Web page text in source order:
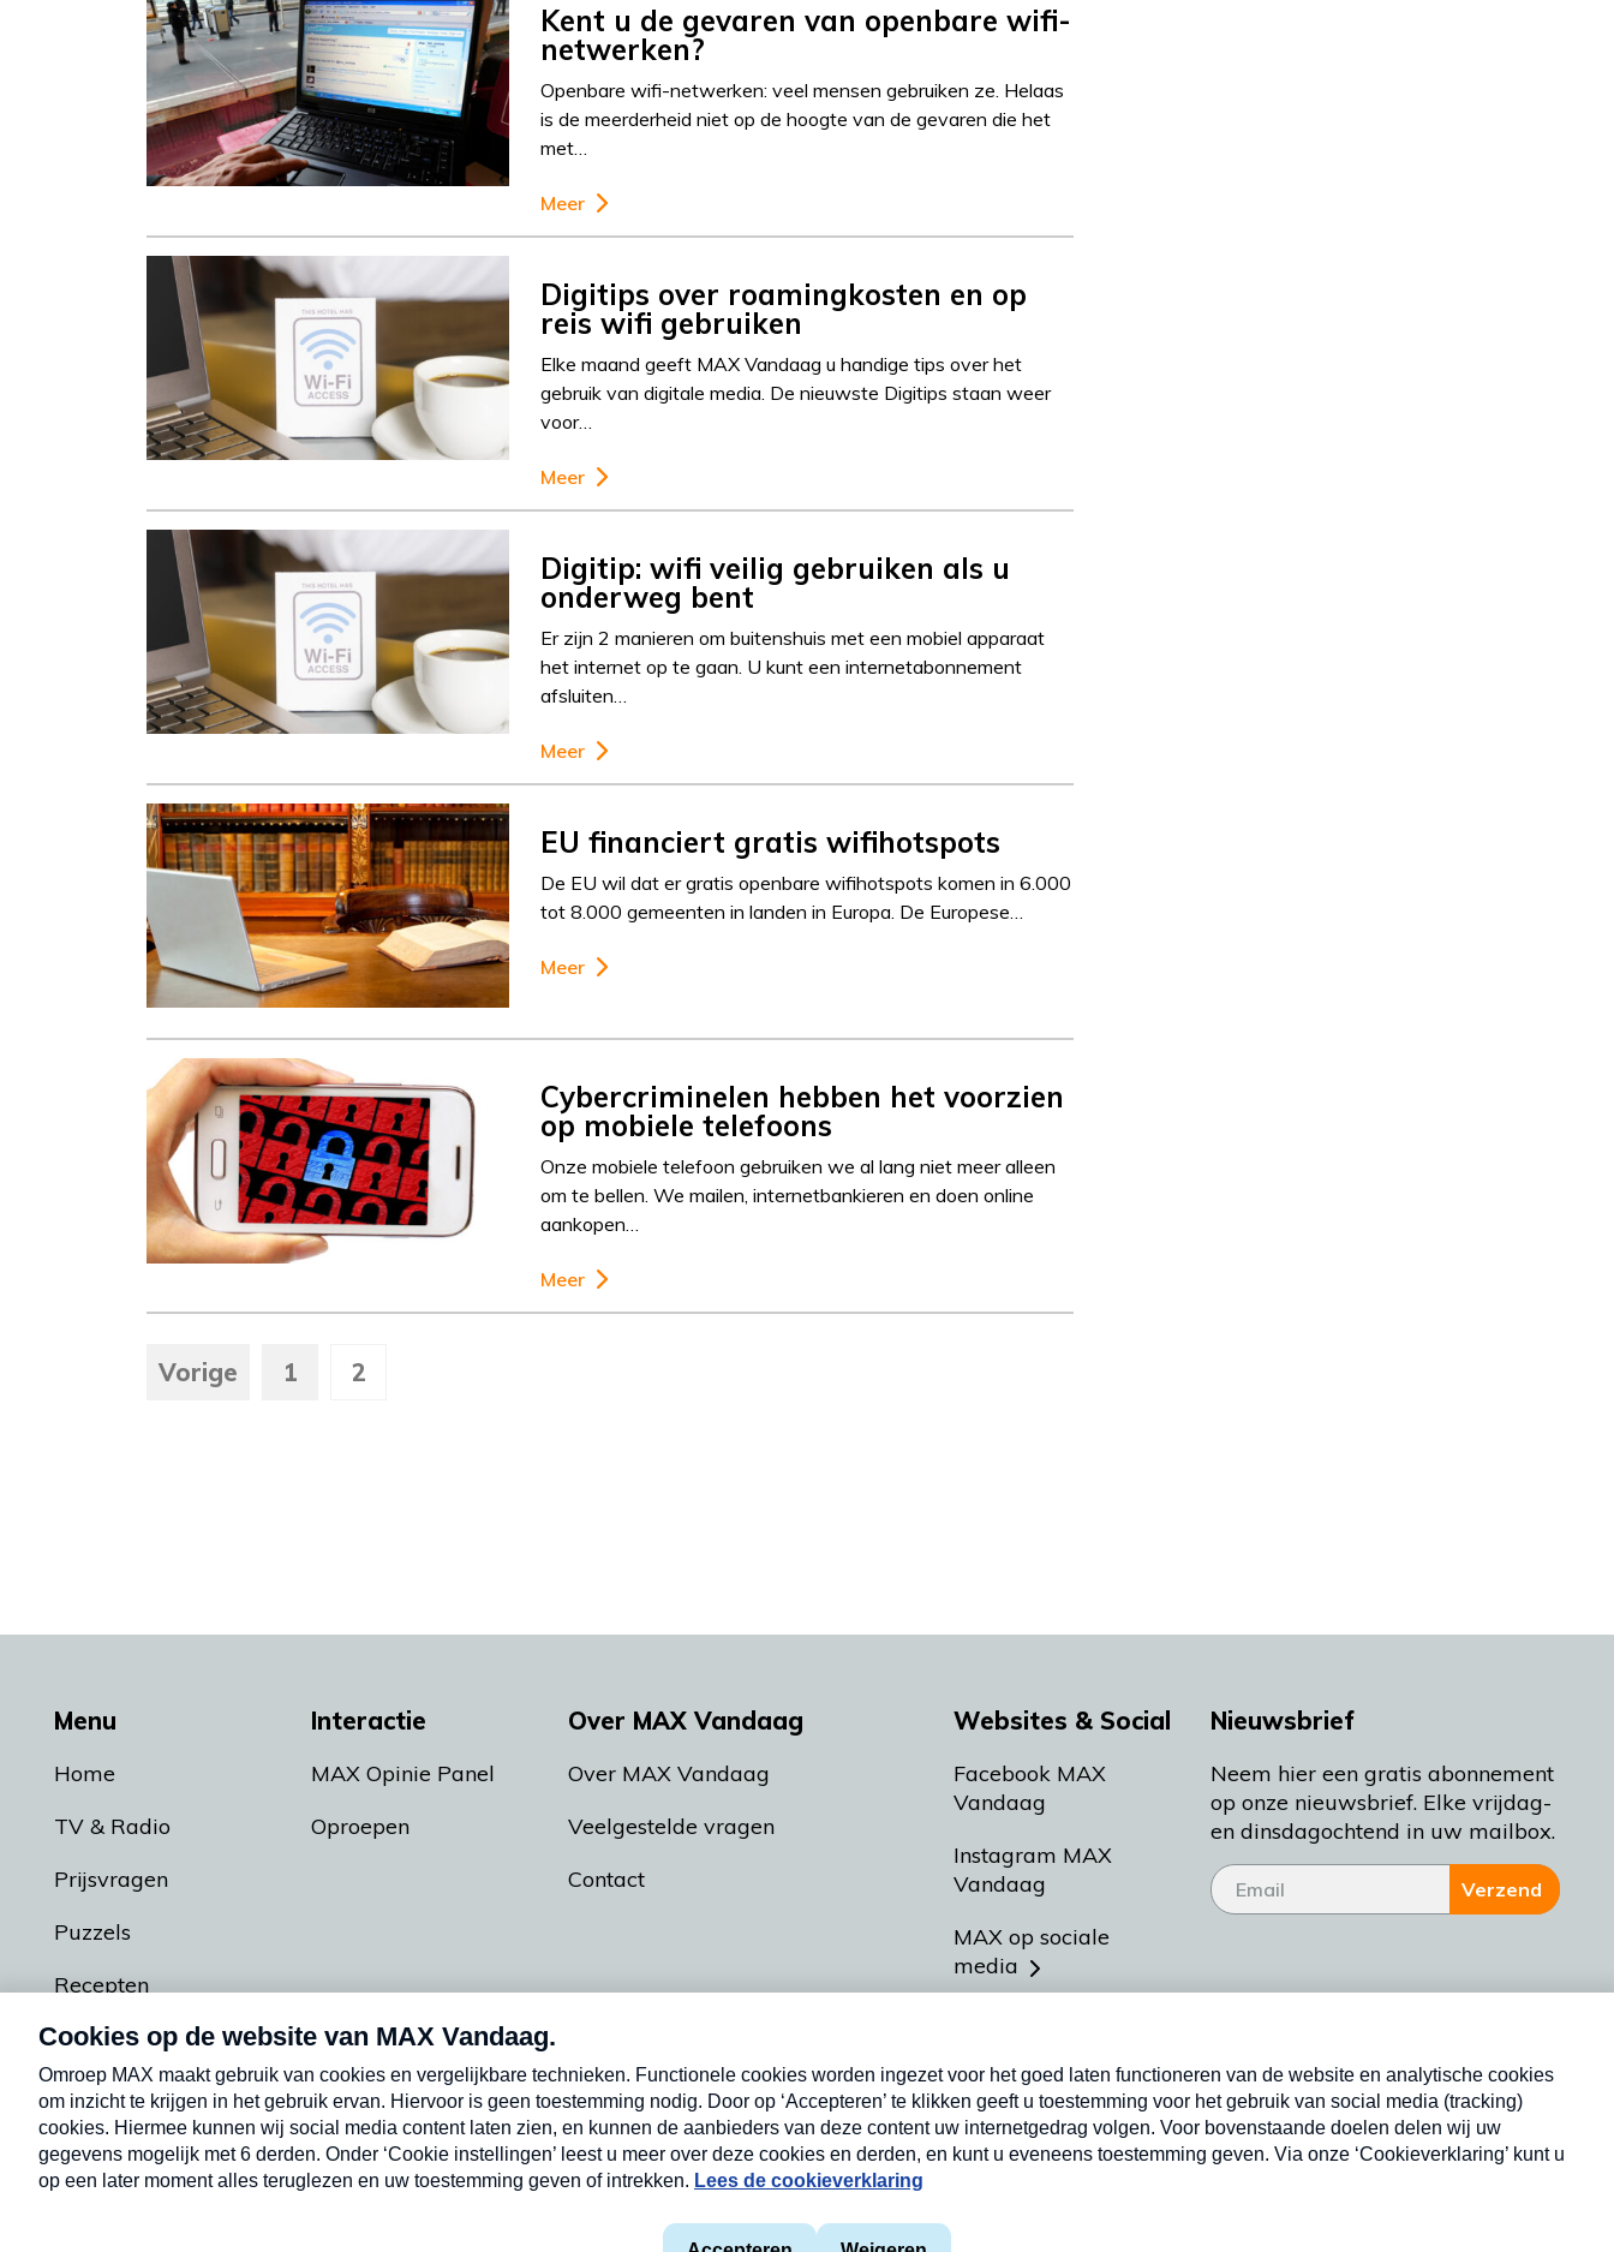
Kent u de gevaren van openbare wifi-
netwerken?
Openbare wifi-netwerken: veel mensen gebruiken ze. Helaas
is de meerderheid niet op de hoogte van de gevaren die het
met…
Meer
Digitips over roamingkosten en op
reis wifi gebruiken
Elke maand geeft MAX Vandaag u handige tips over het
gebruik van digitale media. De nieuwste Digitips staan weer
voor…
Meer
Digitip: wifi veilig gebruiken als u
onderweg bent
Er zijn 2 manieren om buitenshuis met een mobiel apparaat
het internet op te gaan. U kunt een internetabonnement
afsluiten…
Meer
EU financiert gratis wifihotspots
De EU wil dat er gratis openbare wifihotspots komen in 6.000
tot 8.000 gemeenten in landen in Europa. De Europese…
Meer
Cybercriminelen hebben het voorzien
op mobiele telefoons
Onze mobiele telefoon gebruiken we al lang niet meer alleen
om te bellen. We mailen, internetbankieren en doen online
aankopen…
Meer
Vorige 1 2
Menu
Home
TV & Radio
Prijsvragen
Puzzels
Recepten
Podcasts
Interactie
MAX Opinie Panel
Oproepen
Over MAX Vandaag
Over MAX Vandaag
Veelgestelde vragen
Contact
Websites & Social
Facebook MAX
Vandaag
Instagram MAX
Vandaag
MAX op sociale
media
Meldpunt Actueel
Heel Holland Bakt
Nieuwsbrief
Neem hier een gratis abonnement
op onze nieuwsbrief. Elke vrijdag-
en dinsdagochtend in uw mailbox.
Verzend
Nieuwsbrief
Neem hier een gratis abonnement op onze